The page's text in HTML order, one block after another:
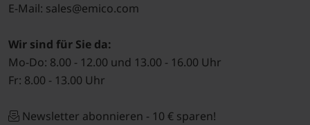
E-Mail: sales@emico.com
Wir sind für Sie da:
Mo-Do: 8.00 - 12.00 und 13.00 - 16.00 Uhr
Fr: 8.00 - 13.00 Uhr
Newsletter abonnieren - 10 € sparen!